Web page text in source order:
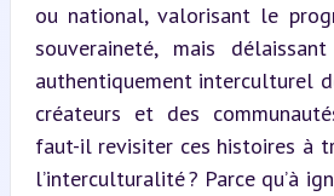
ou national, valorisant le
souveraineté, mais
authentiquement interculturel
créateurs et des
faut-il revisiter ces histoires à
l’interculturalité ? Parce qu’à